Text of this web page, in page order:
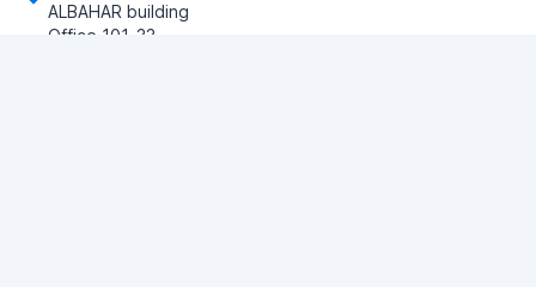
ALBAHAR building
Office 101-33